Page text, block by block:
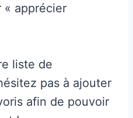
« apprécier
liste de
pas à ajouter
afin de pouvoir